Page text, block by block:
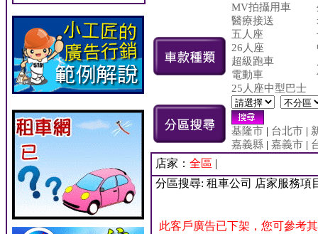
MV拍攝用車
醫療接送
五人座
26人座
超級跑車
電動車
25人座中型巴士
基隆市 | 台北市 |
嘉義縣 | 嘉義市 |
店家： 全區 |
分區搜尋: 租車公司 店家服務項
此客戶廣告已下架，您可參考